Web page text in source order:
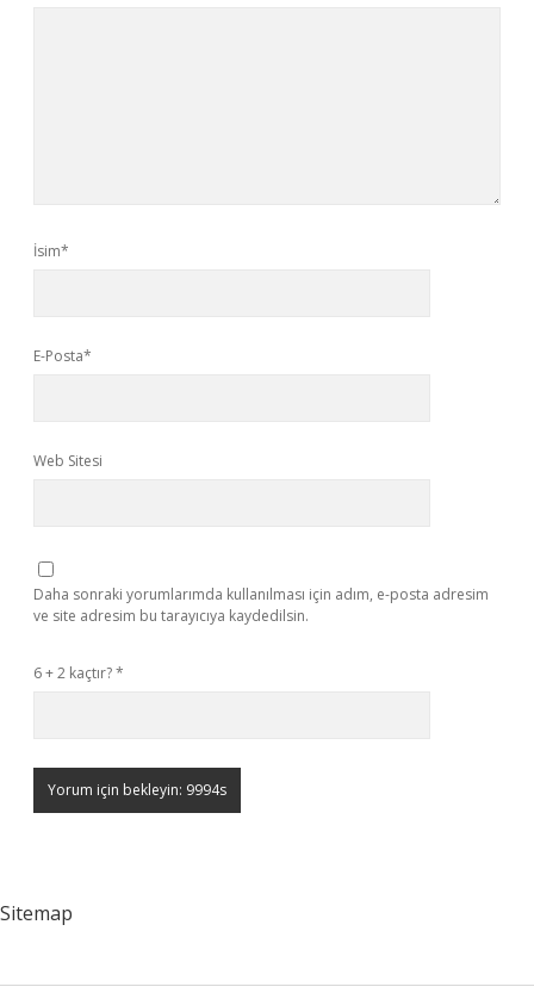
İsim*
E-Posta*
Web Sitesi
Daha sonraki yorumlarımda kullanılması için adım, e-posta adresim
ve site adresim bu tarayıcıya kaydedilsin.
6 + 2 kaçtır?*
Sitemap